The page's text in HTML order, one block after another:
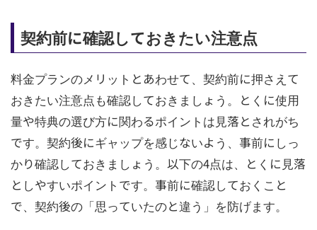
契約前に確認しておきたい注意点
料金プランのメリットとあわせて、契約前に押さえて
おきたい注意点も確認しておきましょう。とくに使用
量や特典の選び方に関わるポイントは見落とされがち
です。契約後にギャップを感じないよう、事前にしっ
かり確認しておきましょう。以下の4点は、とくに見落
としやすいポイントです。事前に確認しておくこと
で、契約後の「思っていたのと違う」を防げます。